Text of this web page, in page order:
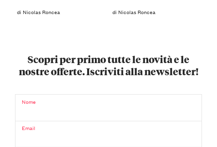
di Nicolas Roncea di Nicolas Roncea
Scopri per primo tutte le novità e le
nostre offerte. Iscriviti alla newsletter!
Nome
Email